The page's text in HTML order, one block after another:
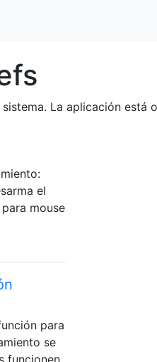
La aplicación está
el
mouse
para
se
funcionen